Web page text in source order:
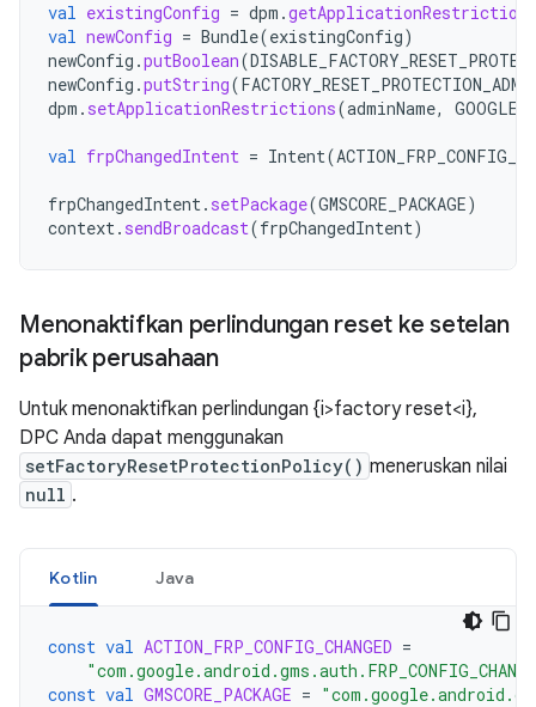
val existingConfig = dpm .getApplicationRestrictions
val newConfig = Bundle(existingConfig)
newConfig .putBoolean(
newConfig .putString(
dpm . setApplicationRestrictions(adminName,
val frpChangedIntent = Intent(
frpChangedIntent. setPackage(GMSCORE_PACKAGE)
context. sendBroadcast(frpChangedIntent)
Menonaktifkan perlindungan reset ke setelan
pabrik perusahaan
Untuk menonaktifkan perlindungan {i>factory reset<i},
DPC Anda dapat menggunakan
setFactoryResetProtectionPolicy() meneruskan nilai
null .
Kotlin Java
const val ACTION_FRP_CONFIG_CHANGED =
const val GMSCORE_PACKAGE =